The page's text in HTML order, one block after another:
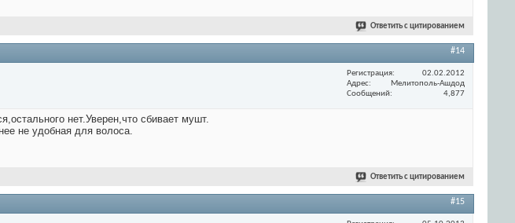
Ответить с цитированием
#14
Регистрация
02.02.2012
Адрес
Мелитополь-Ашдод
Сообщений
4,877
нет.Уверен,что сбивает мушт.
не удобная для волоса.
Ответить с цитированием
#15